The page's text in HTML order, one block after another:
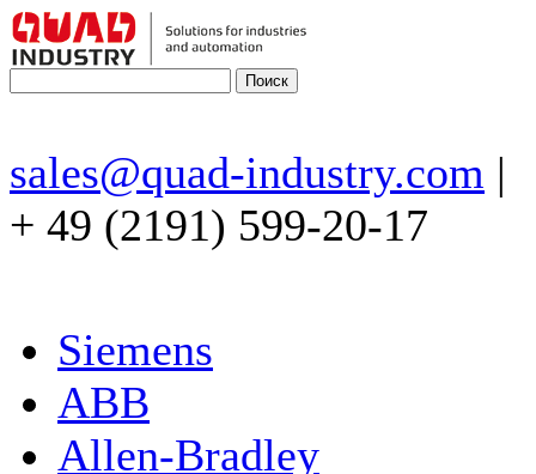
sales@quad-industry.com |
+ 49 (2191) 599-20-17
Siemens
ABB
Allen-Bradley